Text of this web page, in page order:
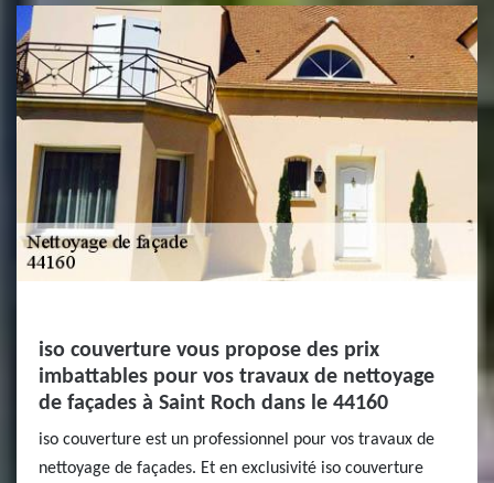
iso couverture vous propose des prix
imbattables pour vos travaux de nettoyage
de façades à Saint Roch dans le 44160
iso couverture est un professionnel pour vos travaux de
nettoyage de façades. Et en exclusivité iso couverture